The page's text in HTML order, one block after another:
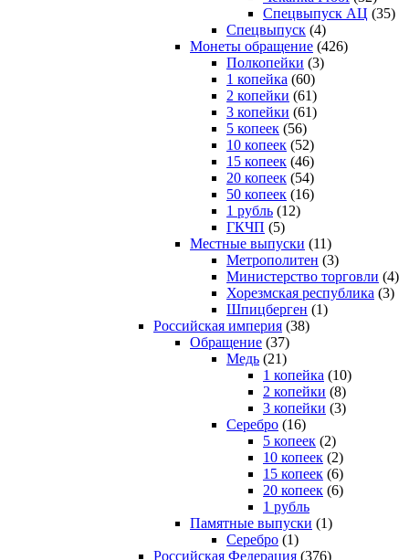
Спецвыпуск АЦ (35)
Спецвыпуск (4)
Монеты обращение (426)
Полкопейки (3)
1 копейка (60)
2 копейки (61)
3 копейки (61)
5 копеек (56)
10 копеек (52)
15 копеек (46)
20 копеек (54)
50 копеек (16)
1 рубль (12)
ГКЧП (5)
Местные выпуски (11)
Метрополитен (3)
Министерство торговли (4)
Хорезмская республика (3)
Шпицберген (1)
Российская империя (38)
Обращение (37)
Медь (21)
1 копейка (10)
2 копейки (8)
3 копейки (3)
Серебро (16)
5 копеек (2)
10 копеек (2)
15 копеек (6)
20 копеек (6)
1 рубль
Памятные выпуски (1)
Серебро (1)
Российская Федерация (376)